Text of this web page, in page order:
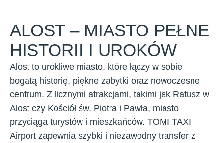
ALOST – MIASTO PEŁNE
HISTORII I UROKÓW
Alost to urokliwe miasto, które łączy w sobie
bogatą historię, piękne zabytki oraz nowoczesne
centrum. Z licznymi atrakcjami, takimi jak Ratusz w
Alost czy Kościół św. Piotra i Pawła, miasto
przyciąga turystów i mieszkańców. TOMI TAXI
Airport zapewnia szybki i niezawodny transfer z